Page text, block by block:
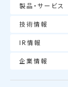
製品・サービス
技術情報
IR情報
企業情報